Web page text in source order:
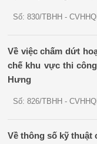
Số: 830/TBHH -
Về việc chấm dứt
chế khu vực thi
Hưng
Số: 826/TBHH -
Về thông số kỹ thuật